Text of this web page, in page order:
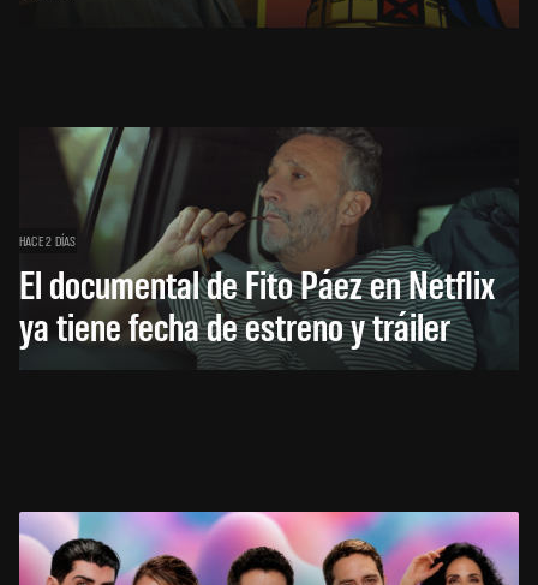
HACE 2 DÍAS
El documental de Fito Páez en Netflix
ya tiene fecha de estreno y tráiler